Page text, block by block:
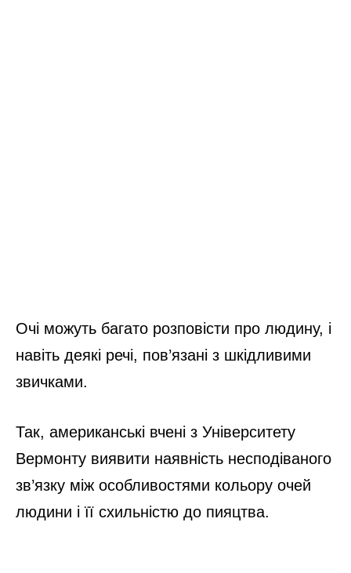
Очі можуть багато розповісти про людину, і
навіть деякі речі, пов’язані з шкідливими
звичками.
Так, американські вчені з Університету
Вермонту виявити наявність несподіваного
зв’язку між особливостями кольору очей
людини і її схильністю до пияцтва.